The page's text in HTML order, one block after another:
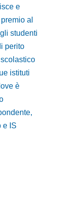
e
al
studenti
perito
istituti
è
e IS